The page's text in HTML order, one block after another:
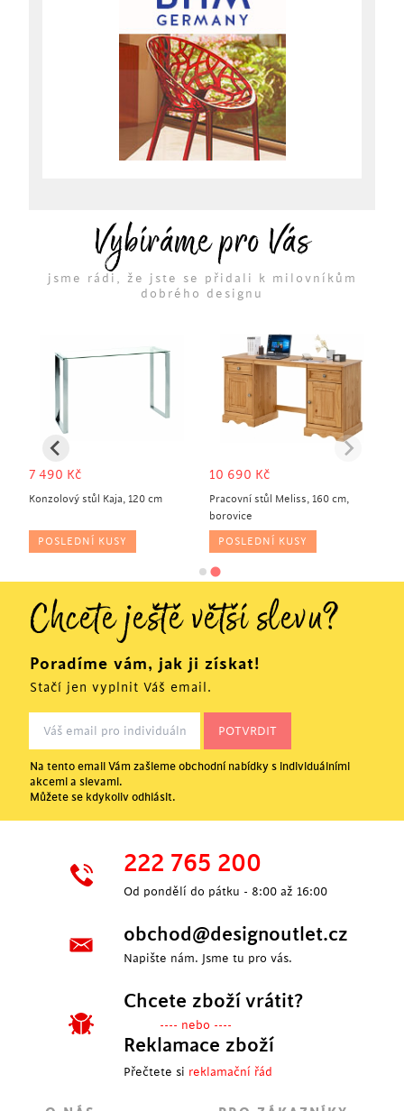
Vybíráme pro Vás
jsme rádi, že jste se přidali k milovníkům
dobrého designu
7 490 Kč
Konzolový stůl Kaja, 120 cm
POSLEDNÍ KUSY
10 690 Kč
Pracovní stůl Meliss, 160 cm,
borovice
POSLEDNÍ KUSY
Chcete ještě větší slevu?
Poradíme vám, jak ji získat!
Stačí jen vyplnit Váš email.
Na tento email Vám zašleme obchodní nabídky s individuálními
akcemi a slevami.
Můžete se kdykoliv odhlásit.
222 765 200
Od pondělí do pátku - 8:00 až 16:00
obchod@designoutlet.cz
Napište nám. Jsme tu pro vás.
Chcete zboží vrátit?
---- nebo ----
Reklamace zboží
Přečtete si reklamační řád